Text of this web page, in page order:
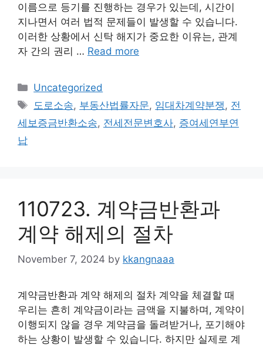
이름으로 등기를 진행하는 경우가 있는데, 시간이
지나면서 여러 법적 문제들이 발생할 수 있습니다.
이러한 상황에서 신탁 해지가 중요한 이유는, 관계
자 간의 권리 … Read more
Categories
Uncategorized
Tags
도로소송, 부동산법률자문, 임대차계약분쟁 , 전
세보증금반환소송, 전세전문변호사, 증여세연부연
납
110723. 계약금반환과
계약 해제의 절차
November 7, 2024 by kkangnaaa
계약금반환과 계약 해제의 절차 계약을 체결할 때
우리는 흔히 계약금이라는 금액을 지불하며, 계약이
이행되지 않을 경우 계약금을 돌려받거나, 포기해야
하는 상황이 발생할 수 있습니다. 하지만 실제로 계